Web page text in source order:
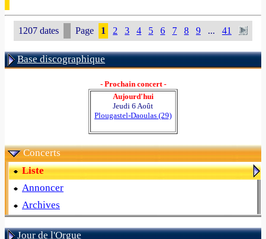
1207 dates Page 1 2 3 4 5 6 7 8 9 ... 41
Base discographique
- Prochain concert -
Aujourd'hui
Jeudi 6 Août
Plougastel-Daoulas (29)
Concerts
Liste
Annoncer
Archives
Jour de l'Orgue